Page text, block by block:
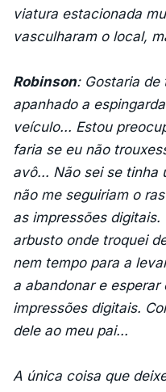
viatura estacionada
vasculharam o local,
Robinson: Gostaria
apanhado a
veículo... Estou
faria se eu não
avô... Não sei se tinha
não me seguiriam o
as impressões
arbusto onde troquei
nem tempo para a
a abandonar e
impressões digitais.
dele ao meu pai...
A única coisa que